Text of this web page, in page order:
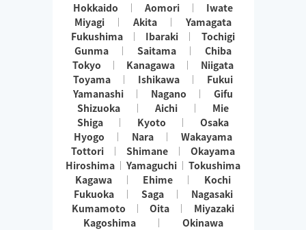
Hokkaido Aomori
Iwate
Miyagi
Akita
Yamagata
Fukushima
Ibaraki
Tochigi
Gunma
Saitama
Chiba
Tokyo
Kanagawa
Niigata
Toyama
Ishikawa
Fukui
Yamanashi
Nagano
Gifu
Shizuoka
Aichi
Mie
Shiga
Kyoto
Osaka
Hyogo
Nara
Wakayama
Tottori
Shimane
Okayama
Hiroshima
Yamaguchi
Tokushima
Kagawa
Ehime
Kochi
Fukuoka
Saga
Nagasaki
Kumamoto
Oita
Miyazaki
Kagoshima
Okinawa